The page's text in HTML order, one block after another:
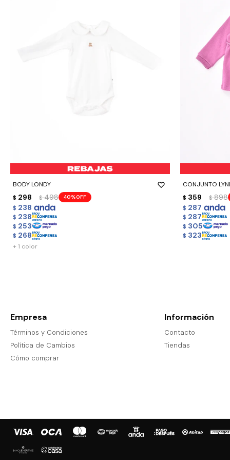
BODY LONDY
$ 298 $ 498 40
$ 238
$ 238
$ 253
$ 268
- +
+ 1 color
CONJUNTO
$ 359 $ 898
$ 287
$ 287
$ 305
$ 323
- +
Empresa
Términos y Condiciones
Política de Cambios
Cómo comprar
Información
Contacto
Tiendas